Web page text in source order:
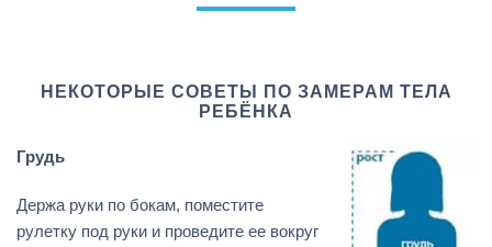
НЕКОТОРЫЕ СОВЕТЫ ПО ЗАМЕРАМ ТЕЛА
РЕБЁНКА
Грудь
Держа руки по бокам, поместите
рулетку под руки и проведите ее вокруг